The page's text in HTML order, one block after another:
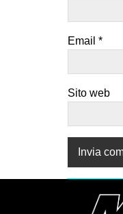
Email *
Sito web